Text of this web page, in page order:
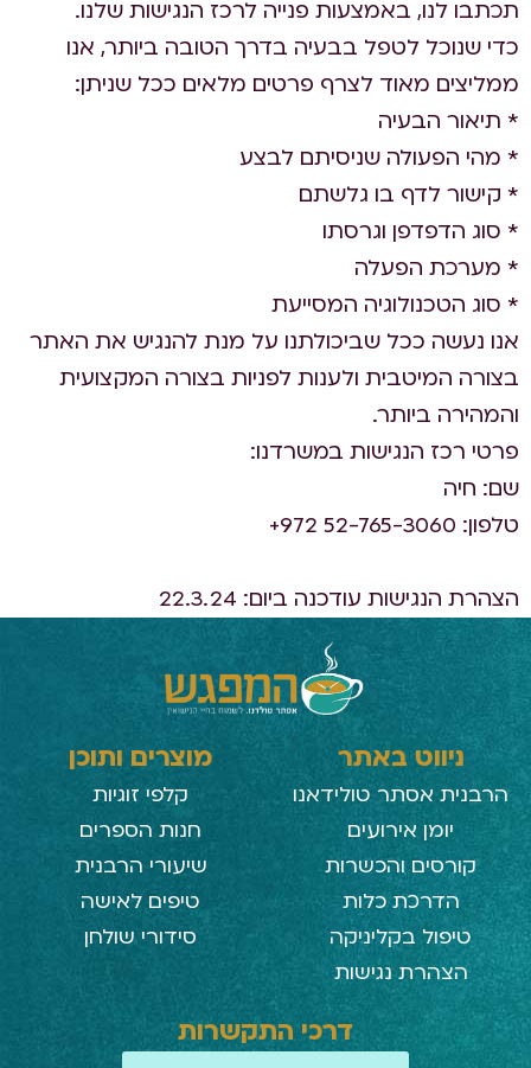
תכתבו לנו, באמצעות פנייה לרכז הנגישות שלנו.
כדי שנוכל לטפל בבעיה בדרך הטובה ביותר, אנו
ממליצים מאוד לצרף פרטים מלאים ככל שניתן:
* תיאור הבעיה
* מהי הפעולה שניסיתם לבצע
* קישור לדף בו גלשתם
* סוג הדפדפן וגרסתו
* מערכת הפעלה
* סוג הטכנולוגיה המסייעת
אנו נעשה ככל שביכולתנו על מנת להנגיש את האתר
בצורה המיטבית ולענות לפניות בצורה המקצועית
והמהירה ביותר.
פרטי רכז הנגישות במשרדנו:
שם: חיה
טלפון: ⁦+972 52-765-3060⁩
הצהרת הנגישות עודכנה ביום: 22.3.24
ניווט באתר
הרבנית אסתר טולידאנו
יומן אירועים
קורסים והכשרות
הדרכת כלות
טיפול בקליניקה
הצהרת נגישות
מוצרים ותוכן
קלפי זוגיות
חנות הספרים
שיעורי הרבנית
טיפים לאישה
סידורי שולחן
דרכי התקשרות